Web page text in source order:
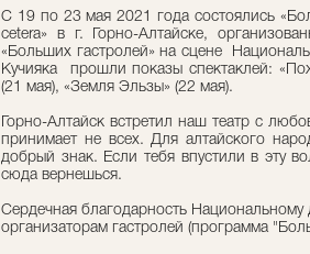
C 19 по 23 мая 2021 года состоялись
cetera» в г. Горно-Алтайске,
«Больших гастролей» на сцене
Кучияка прошли показы спектаклей:
(21 мая), «Земля Эльзы» (22 мая).
Горно-Алтайск встретил наш театр с
принимает не всех. Для алтайского
добрый знак. Если тебя впустили в эту
сюда вернешься.
Сердечная благодарность Национальному
организаторам гастролей (программа